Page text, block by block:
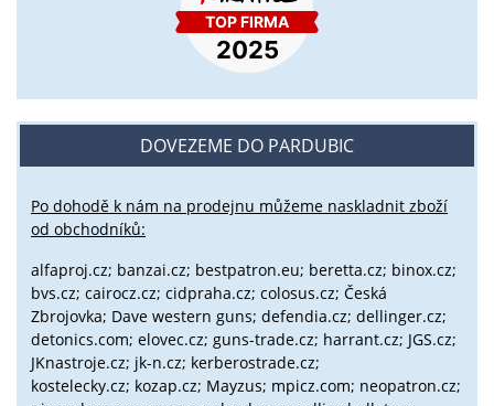
DOVEZEME DO PARDUBIC
Po dohodě k nám na prodejnu můžeme naskladnit zboží
od obchodníků:
alfaproj.cz; banzai.cz; bestpatron.eu; beretta.cz; binox.cz;
bvs.cz; cairocz.cz; cidpraha.cz; colosus.cz; Česká
Zbrojovka; Dave western guns; defendia.cz; dellinger.cz;
detonics.com; elovec.cz; guns-trade.cz; harrant.cz; JGS.cz;
JKnastroje.cz; jk-n.cz; kerberostrade.cz;
kostelecky.cz; kozap.cz; Mayzus; mpicz.com; neopatron.cz;